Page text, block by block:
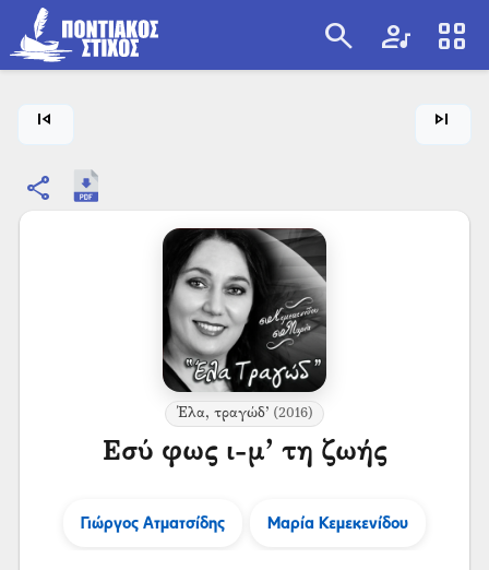
search artist view_cozy
skip_previous skip_next
share
Έλα, τραγώδ’ (2016)
Εσύ φως ι-μ’ τη ζωής
Γιώργος Ατματσίδης Μαρία Κεμεκενίδου